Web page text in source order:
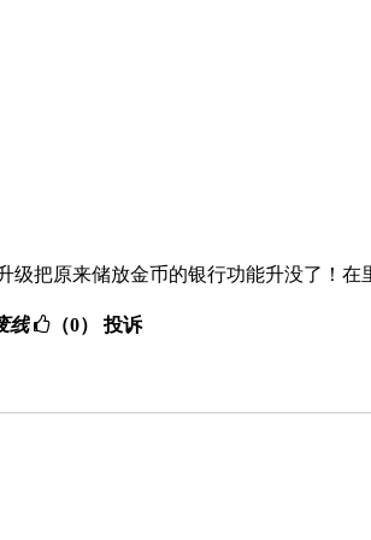
级把原来储放金币的银行功能升没了！在
线 （0） 投诉